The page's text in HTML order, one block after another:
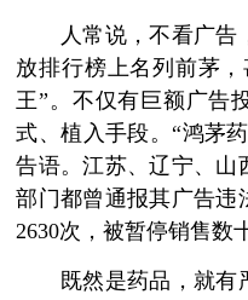
人常说，不看广告
放排行榜上名列前茅
王”。不仅有巨额广告
式、植入手段。“鸿茅
告语。江苏、辽宁、山
部门都曾通报其广告违
2630次，被暂停销售数
既然是药品，就有